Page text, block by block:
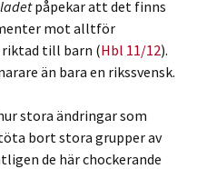
påpekar att det finns
mot alltför
till barn (Hbl 11/12).
än bara en rikssvensk.
stora ändringar som
bort stora grupper av
de här chockerande